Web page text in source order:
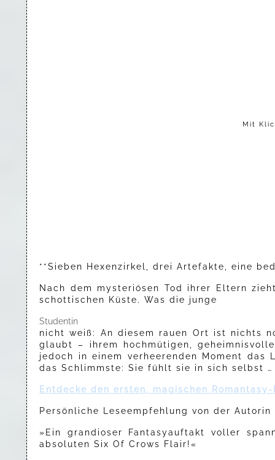
Mit
**Sieben Hexenzirkel, drei Artefakte, eine
Nach dem mysteriösen Tod ihrer Eltern
schottischen Küste. Was die junge
Studentin
nicht weiß: An diesem rauen Ort ist nichts
glaubt – ihrem hochmütigen,
jedoch in einem verheerenden Moment
das Schlimmste: Sie fühlt sie in sich selbst …
Entdecke den ersten, magischen
Persönliche Leseempfehlung von der
»Ein grandioser Fantasyauftakt voller
absoluten Six Of Crows Flair!«